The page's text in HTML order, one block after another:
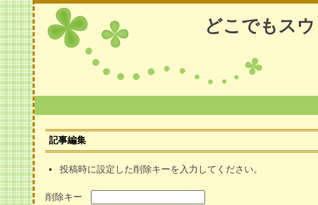
どこでもス
記事編集
投稿時に設定した削除キーを入力してください。
削除キー